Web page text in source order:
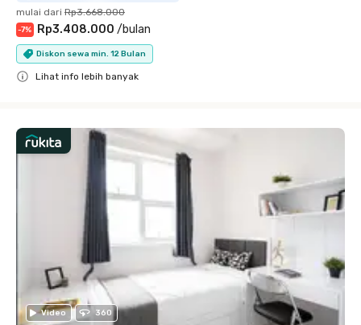
mulai dari Rp3.668.000
-7% Rp3.408.000 /bulan
Diskon sewa min. 12 Bulan
Lihat info lebih banyak
Video 360